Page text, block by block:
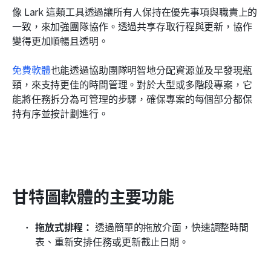
像 Lark 這類工具透過讓所有人保持在優先事項與職責上的
一致，來加強團隊協作。透過共享存取行程與更新，協作
變得更加順暢且透明。
免費軟體也能透過協助團隊明智地分配資源並及早發現瓶
頸，來支持更佳的時間管理。對於大型或多階段專案，它
能將任務拆分為可管理的步驟，確保專案的每個部分都保
持有序並按計劃進行。
甘特圖軟體的主要功能
拖放式排程： 透過簡單的拖放介面，快速調整時間
表、重新安排任務或更新截止日期。